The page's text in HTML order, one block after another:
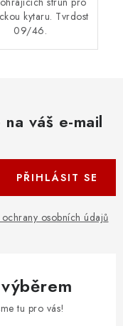
kytaru. Tvrdost
09/46.
váš e-mail
osobních údajů
PŘIHLÁSIT SE
tu pro vás!